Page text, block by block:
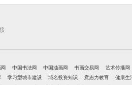
中国书法网 中国油画网 书画交易网 艺术传播网
学习型城市建设 域名投资知识 意志力教育 健康生